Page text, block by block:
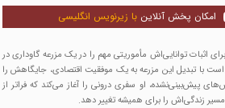
امکان پخش آنلاین با زیرنویس انگلیسی
اثبات توانایی‌اش مأموریتی مهم را در یک مزرعه گاوداری در
است با تبدیل این مزرعه به یک موفقیت اقتصادی، جایگاهش را
پیش‌بینی‌نشده، او سفری درونی را آغاز می‌کند که فراتر از
زندگی‌اش را برای همیشه تغییر دهد.